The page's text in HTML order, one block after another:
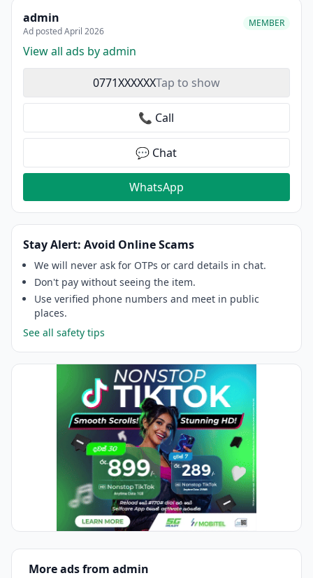
admin
Ad posted April 2026
MEMBER
View all ads by admin
0771XXXXXXTap to show
📞 Call
💬 Chat
WhatsApp
Stay Alert: Avoid Online Scams
We will never ask for OTPs or card details in chat.
Don't pay without seeing the item.
Use verified phone numbers and meet in public
places.
See all safety tips
More ads from admin